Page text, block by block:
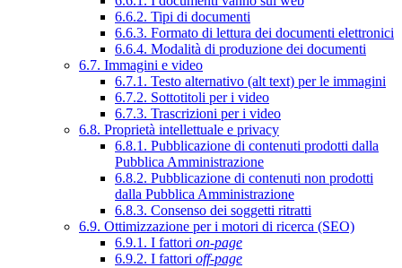
6.6.2. Tipi di documenti
6.6.3. Formato di lettura dei documenti elettronici
6.6.4. Modalità di produzione dei documenti
6.7. Immagini e video
6.7.1. Testo alternativo (alt text) per le immagini
6.7.2. Sottotitoli per i video
6.7.3. Trascrizioni per i video
6.8. Proprietà intellettuale e privacy
6.8.1. Pubblicazione di contenuti prodotti dalla
Pubblica Amministrazione
6.8.2. Pubblicazione di contenuti non prodotti
dalla Pubblica Amministrazione
6.8.3. Consenso dei soggetti ritratti
6.9. Ottimizzazione per i motori di ricerca (SEO)
6.9.1. I fattori on-page
6.9.2. I fattori off-page